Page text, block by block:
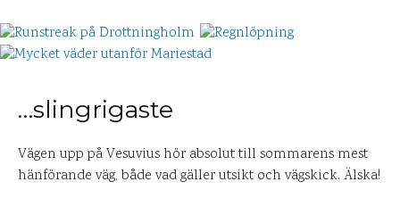
…slingrigaste
Vägen upp på Vesuvius hör absolut till sommarens mest
hänförande väg, både vad gäller utsikt och vägskick. Älska!